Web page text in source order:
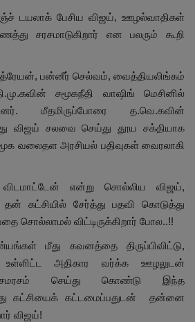
டயலாக் பேசிய விஜய், ஊழல்வாதிகள்
சரசமாடுகிறார் என பலரும் கூறி
பன்னீர் செல்வம், வைத்தியலிங்கம்
சமூகநீதி வாஷிங் மெசினில்
மீதமிருப்போரை த.வெ.கவின்
விஜய் சலவை செய்து தூய சக்தியாக
வலைதள அரசியல் பதிவுகள் வைரலாகி
என்று சொல்லிய விஜய்,
கட்சியில் சேர்த்து பதவி கொடுத்து
சொல்லாமல் விட்டிருக்கிறார் போல..!!
மீது கவனத்தை திருப்பிவிட்டு,
உள்ளிட்ட அதிகார வர்க்க ஊழலுடன்
சமரசம் செய்து கொண்டு இந்த
கட்சியைக் கட்டமைப்பதுடன் தன்னை
விஜய்!